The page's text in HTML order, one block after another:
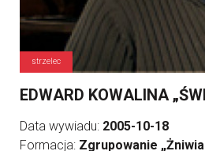
strzelec
EDWARD KOWALINA
Data wywiadu: 2005-10-18
Formacja: Zgrupowanie